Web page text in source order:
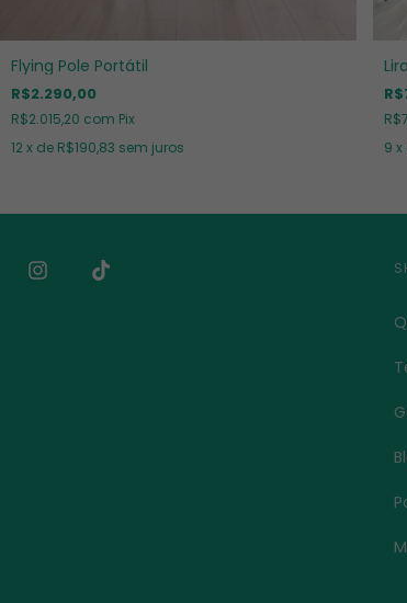
Flying Pole Portátil
R$2.290,00
R$2.015,20 com Pix
12 x de R$190,83 sem juros
9 x